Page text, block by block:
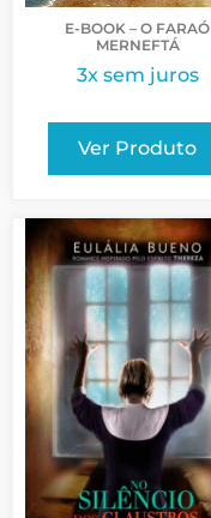
E-BOOK – O FARAÓ
MERNEFTÁ
3x sem juros
Ver Produto